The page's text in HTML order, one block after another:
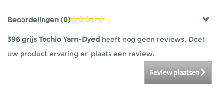
Beoordelingen (0)
396 grijs Tochio Yarn-Dyed heeft nog geen reviews. Deel
uw product ervaring en plaats een review.
Review plaatsen